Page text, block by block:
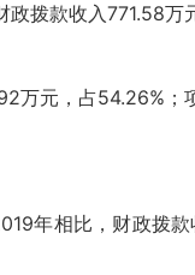
拨款收入771.58万
万元，占54.26%；
年相比，财政拨